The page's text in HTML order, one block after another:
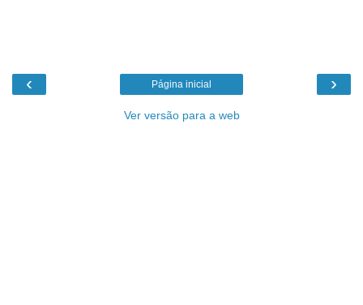
‹ ›
Página inicial
Ver versão para a web